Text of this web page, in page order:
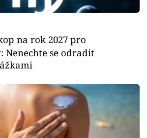
na rok 2027 pro
Nenechte se odradit